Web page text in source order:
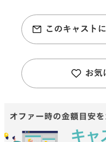
このキャスト
お気